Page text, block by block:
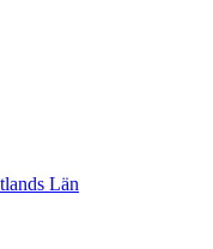
Län